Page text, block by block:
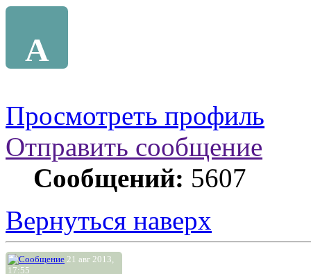
A
Просмотреть профиль
Отправить сообщение
Сообщений: 5607
Вернуться наверх
21 авг 2013,
17:55